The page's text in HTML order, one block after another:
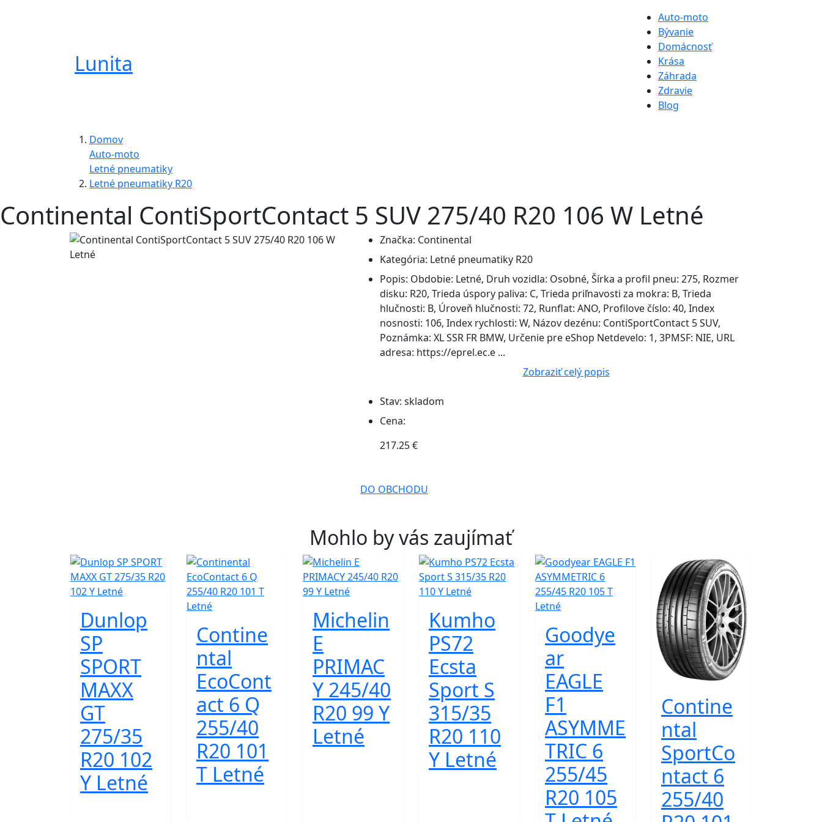
Lunita
Auto-moto
Bývanie
Domácnosť
Krása
Záhrada
Zdravie
Blog
Domov
Auto-moto
Letné pneumatiky
Letné pneumatiky R20
Continental ContiSportContact 5 SUV 275/40 R20 106 W Letné
Značka: Continental
Kategória: Letné pneumatiky R20
Popis: Obdobie: Letné, Druh vozidla: Osobné, Šírka a profil pneu: 275, Rozmer
disku: R20, Trieda úspory paliva: C, Trieda priľnavosti za mokra: B, Trieda
hlučnosti: B, Úroveň hlučnosti: 72, Runflat: ANO, Profilove číslo: 40, Index
nosnosti: 106, Index rychlosti: W, Názov dezénu: ContiSportContact 5 SUV,
Poznámka: XL SSR FR BMW, Určenie pre eShop Netdevelo: 1, 3PMSF: NIE, URL
adresa: https://eprel.ec.e ...
Zobraziť celý popis
Stav: skladom
Cena:
217.25 €
DO OBCHODU
Mohlo by vás zaujímať
Dunlop
SP
SPORT
MAXX
GT
275/35
R20 102
Y Letné
Contine
ntal
EcoCont
act 6 Q
255/40
R20 101
T Letné
Michelin
E
PRIMAC
Y 245/40
R20 99 Y
Letné
Kumho
PS72
Ecsta
Sport S
315/35
R20 110
Y Letné
Goodye
ar
EAGLE
F1
ASYMME
TRIC 6
255/45
R20 105
Contine
ntal
SportCo
ntact 6
255/40